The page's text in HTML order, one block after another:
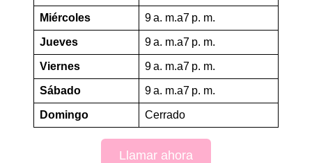
Miércoles 9 a. m.a7 p. m.
Jueves 9 a. m.a7 p. m.
Viernes 9 a. m.a7 p. m.
Sábado 9 a. m.a7 p. m.
Domingo Cerrado
Llamar ahora